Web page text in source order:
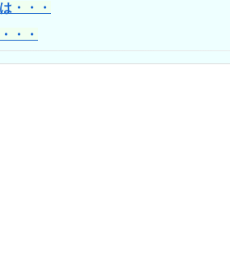
・・・
・・